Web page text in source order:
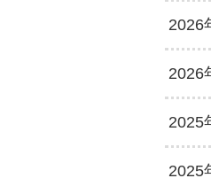
2026
2026
2025
2025